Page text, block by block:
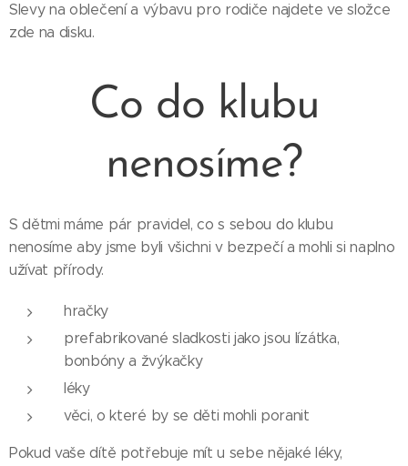
Slevy na oblečení a výbavu pro rodiče najdete ve složce
zde na disku.
Co do klubu
nenosíme?
S dětmi máme pár pravidel, co s sebou do klubu
nenosíme aby jsme byli všichni v bezpečí a mohli si naplno
užívat přírody.
hračky
prefabrikované sladkosti jako jsou lízátka,
bonbóny a žvýkačky
léky
věci, o které by se děti mohli poranit
Pokud vaše dítě potřebuje mít u sebe nějaké léky,